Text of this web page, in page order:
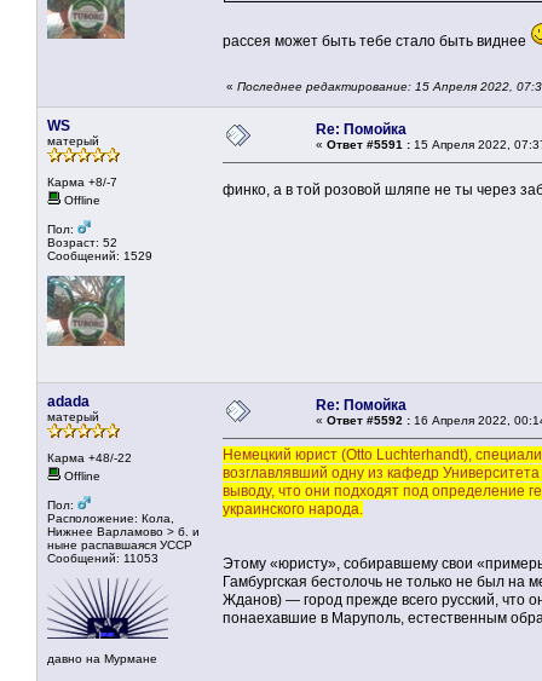
рассея может быть тебе стало быть виднее
« Последнее редактирование: 15 Апреля 2022,
WS
матерый
Карма +8/-7
Offline
Пол:
Возраст: 52
Сообщений: 1529
Re: Помойка
« Ответ #5591 : 15 Апреля 2022,
финко, а в той розовой шляпе не ты через
adada
матерый
Карма +48/-22
Offline
Пол:
Расположение: Кола,
Нижнее Варламово > б. и
ныне распавшаяся УССР
Сообщений: 11053
давно на Мурмане
Re: Помойка
« Ответ #5592 : 16 Апреля 2022,
Немецкий юрист (Otto Luchterhandt),
возглавлявший одну из кафедр
выводу, что они подходят под определение
украинского народа.
Этому «юристу», собиравшему свои
Гамбургская бестолочь не только не был на
Жданов) — город прежде всего русский, что
понаехавшие в Маруполь, естественным